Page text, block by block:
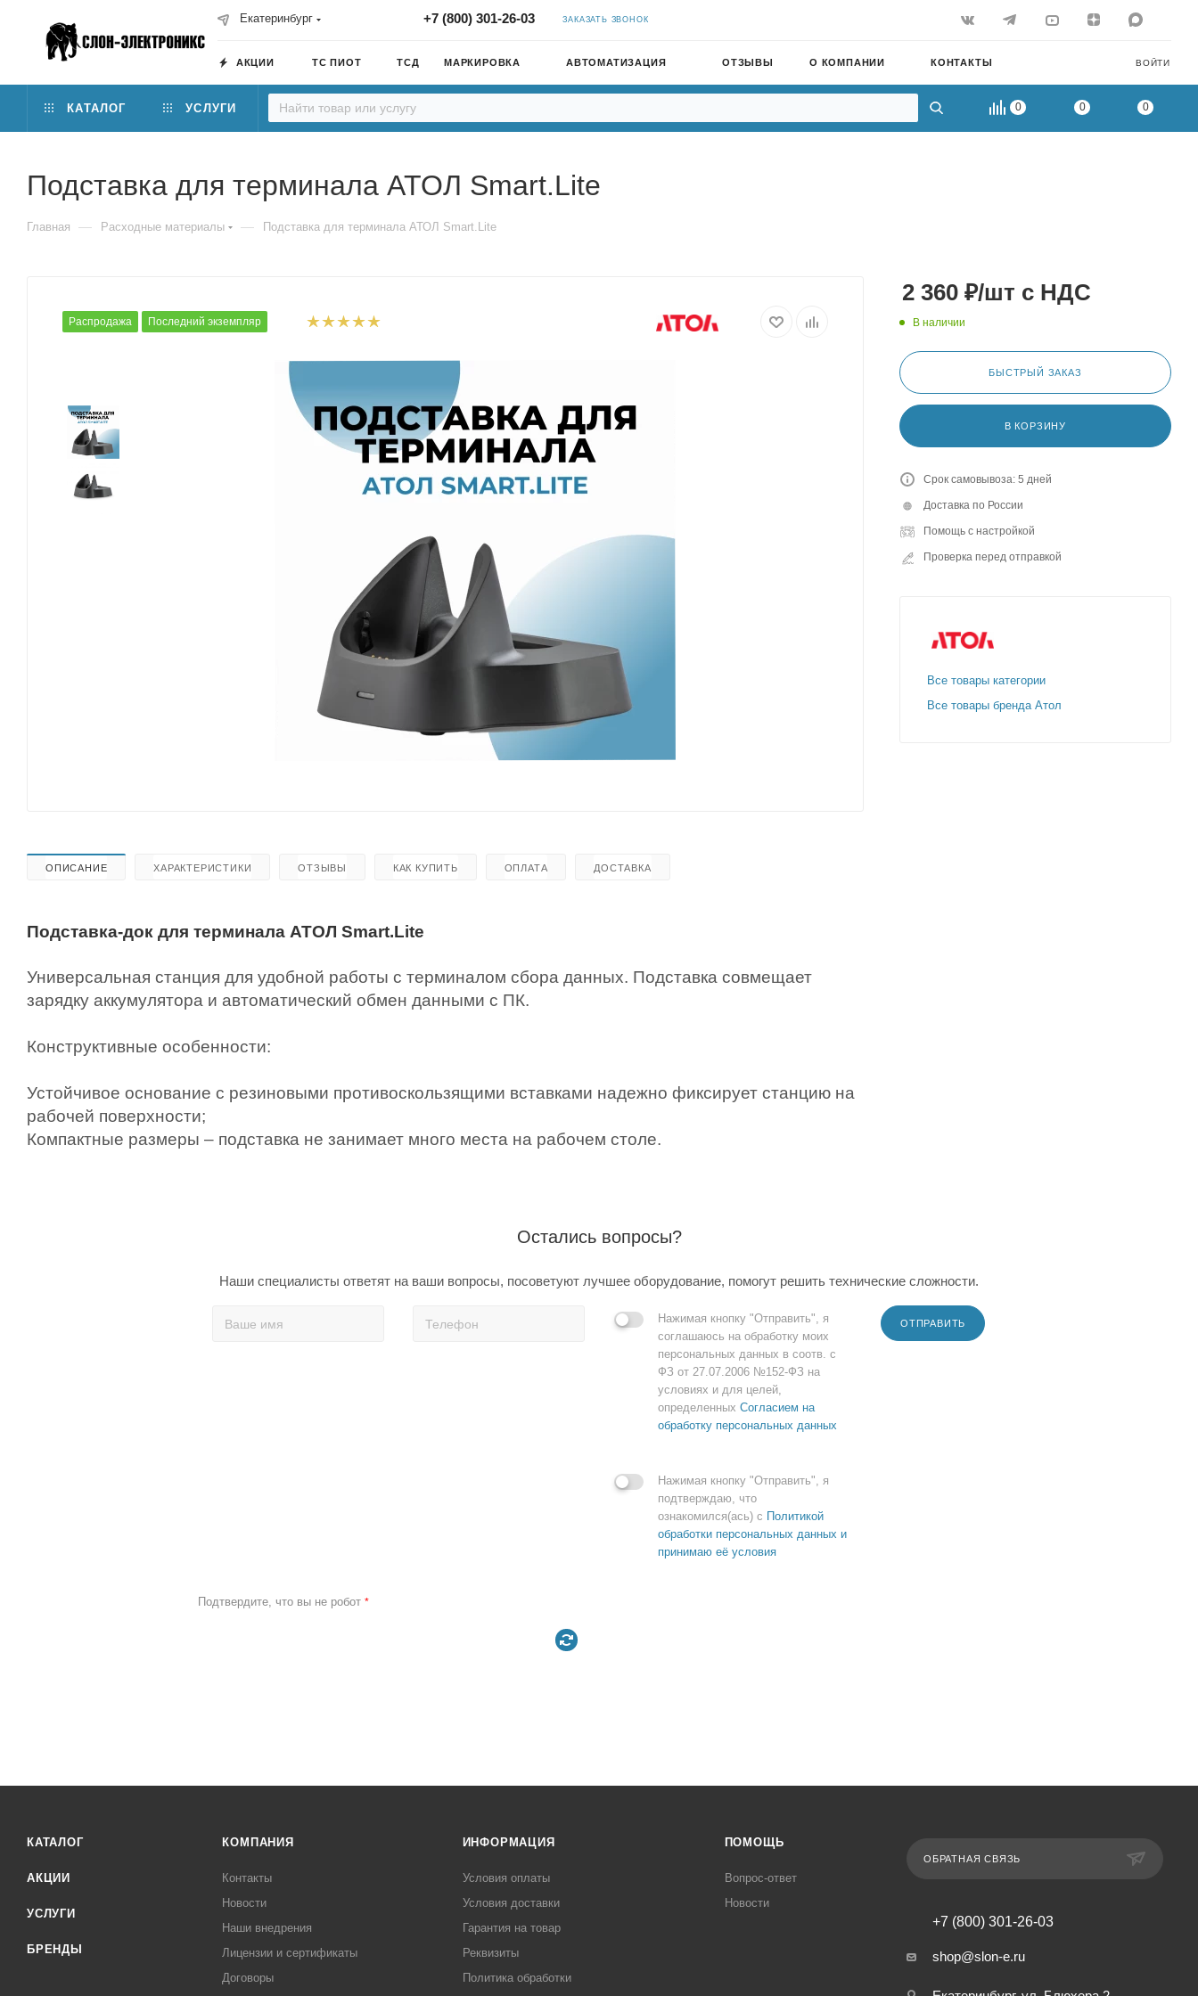
Екатеринбург +7 (800) 301-26-03 ЗАКАЗАТЬ ЗВОНОК
ВОЙТИ
АКЦИИ ТС ПИОТ ТСД МАРКИРОВКА АВТОМАТИЗАЦИЯ ОТЗЫВЫ О КОМПАНИИ КОНТАКТЫ
0 0 0
КАТАЛОГ УСЛУГИ
Подставка для терминала АТОЛ Smart.Lite
Главная — Расходные материалы — Подставка для терминала АТОЛ Smart.Lite
Распродажа Последний экземпляр
ОПИСАНИЕ ХАРАКТЕРИСТИКИ ОТЗЫВЫ КАК КУПИТЬ ОПЛАТА ДОСТАВКА
Подставка-док для терминала АТОЛ Smart.Lite
Универсальная станция для удобной работы с терминалом сбора данных. Подставка совмещает
зарядку аккумулятора и автоматический обмен данными с ПК.
Конструктивные особенности:
Устойчивое основание с резиновыми противоскользящими вставками надежно фиксирует станцию на
рабочей поверхности;
Компактные размеры – подставка не занимает много места на рабочем столе.
2 360 ₽/шт с НДС
В наличии
БЫСТРЫЙ ЗАКАЗ
В КОРЗИНУ
Срок самовывоза: 5 дней
Доставка по России
Помощь с настройкой
Проверка перед отправкой
Все товары категории
Все товары бренда Атол
Остались вопросы?
Наши специалисты ответят на ваши вопросы, посоветуют лучшее оборудование, помогут решить технические сложности.
Нажимая кнопку "Отправить", я
соглашаюсь на обработку моих
персональных данных в соотв. с
ФЗ от 27.07.2006 №152-ФЗ на
условиях и для целей,
определенных Согласием на
обработку персональных данных
Нажимая кнопку "Отправить", я
подтверждаю, что
ознакомился(ась) с Политикой
обработки персональных данных и
принимаю её условия
ОТПРАВИТЬ
Подтвердите, что вы не робот *
КАТАЛОГ
АКЦИИ
УСЛУГИ
БРЕНДЫ
КОМПАНИЯ
Контакты
Новости
Наши внедрения
Лицензии и сертификаты
Договоры
ИНФОРМАЦИЯ
Условия оплаты
Условия доставки
Гарантия на товар
Реквизиты
Политика обработки
ПОМОЩЬ
Вопрос-ответ
Новости
ОБРАТНАЯ СВЯЗЬ
+7 (800) 301-26-03
shop@slon-e.ru